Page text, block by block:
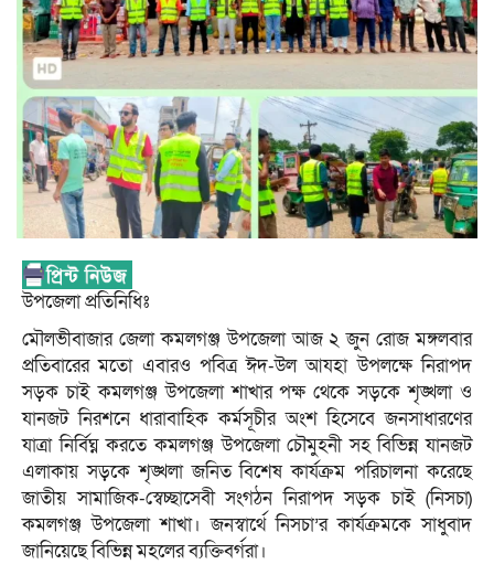
উপজেলা প্রতিনিধিঃ
মৌলভীবাজার জেলা কমলগঞ্জ উপজেলা আজ ২ জুন রোজ মঙ্গলবার
প্রতিবারের মতো এবারও পবিত্র ঈদ-উল আযহা উপলক্ষে নিরাপদ
সড়ক চাই কমলগঞ্জ উপজেলা শাখার পক্ষ থেকে সড়কে শৃঙ্খলা ও
যানজট নিরশনে ধারাবাহিক কর্মসূচীর অংশ হিসেবে জনসাধারণের
যাত্রা নির্বিঘ্ন করতে কমলগঞ্জ উপজেলা চৌমুহনী সহ বিভিন্ন যানজট
এলাকায় সড়কে শৃঙ্খলা জনিত বিশেষ কার্যক্রম পরিচালনা করেছে
জাতীয় সামাজিক-স্বেচ্ছাসেবী সংগঠন নিরাপদ সড়ক চাই (নিসচা)
কমলগঞ্জ উপজেলা শাখা। জনস্বার্থে নিসচা’র কার্যক্রমকে সাধুবাদ
জানিয়েছে বিভিন্ন মহলের ব্যক্তিবর্গরা।